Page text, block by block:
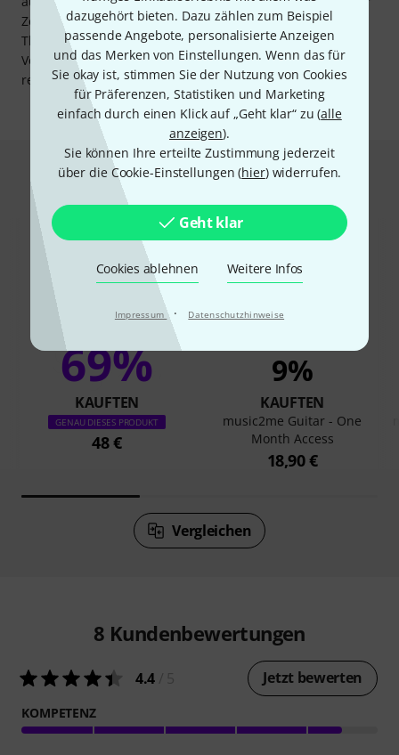
dazugehört bieten. Dazu zählen zum Beispiel
passende Angebote, personalisierte Anzeigen
und das Merken von Einstellungen. Wenn das für
Sie okay ist, stimmen Sie der Nutzung von Cookies
für Präferenzen, Statistiken und Marketing
einfach durch einen Klick auf „Geht klar“ zu (alle
anzeigen).
Sie können Ihre erteilte Zustimmung jederzeit
über die Cookie-Einstellungen (hier) widerrufen.
Geht klar
Cookies ablehnen Weitere Infos
Impressum · Datenschutzhinweise
Zeit weiter dabeibleiben möchte, kann entweder über
Thomann eine neue Mitgliedschaft in Form des Online-
Vouchers erwerben oder direkt auf music2me.com ein
reguläres Abonnement abschließen.
Das kauften Kunden, die sich dieses
Produkt angesehen haben
69%
KAUFTEN
GENAU DIESES PRODUKT
48 €
9%
KAUFTEN
music2me Guitar - One
Month Access
18,90 €
Vergleichen
8 Kundenbewertungen
4.4 Jetzt bewerten
KOMPETENZ